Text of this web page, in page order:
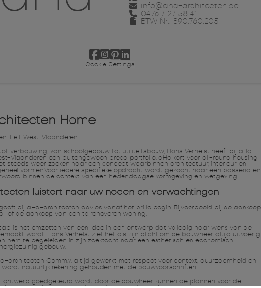
info@aha-architecten.be
0476 / 27 58 41
BTW Nr.: 890.760.205
Cookie Settings
Home
Tielt West-Vlaanderen
verbouwing, van schoolgebouw tot utiliteitsbouw, Hans Verhelst heeft bij aHa-
Vlaanderen een buitengewoon breed portfolio. aHa kort voor all-round housing
steeds weer zoeken naar een concept waarbinnen architectuur, interieur en
vormen.Voor iedere specifieke opdracht wordt gezocht naar een passend en
binnen de context van een hedendaagse vormgeving en wetgeving.
luistert naar uw noden en verwachtingen
bij aHa-architecten advies vanaf het prille begin. Bijvoorbeeld bij de aankoop
of de aankoop van een te renoveren woning.
is het omzetten van een idee in een ontwerp dat volledig naar wens van de
wordt. Hans Verhelst ziet het als zijn plicht om de bouwheer altijd uitvoerig
hem te begeleiden in zijn zoektocht naar een esthetisch en economisch
gebouw.
architecten Comm.V. altijd gewerkt met respect voor context, duurzaamheid en
wordt natuurlijk rekening gehouden met de bouwvoorschriften.
ontwerp goedgekeurd wordt door de bouwheer kunnen de plannen voor de